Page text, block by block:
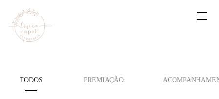
TODOS PREMIAÇÃO